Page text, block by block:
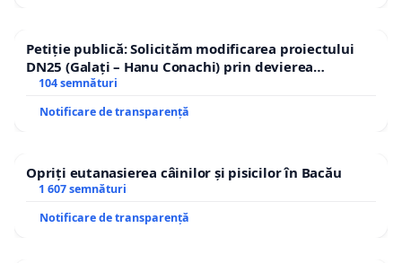
Petiție publică: Solicităm modificarea proiectului
DN25 (Galați – Hanu Conachi) prin devierea
traseului în afara localităților!
104 semnături
Notificare de transparență
Opriți eutanasierea câinilor și pisicilor în Bacău
1 607 semnături
Notificare de transparență